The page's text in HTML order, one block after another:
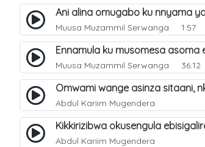
Ani alina omugabo ku nnyama
Muusa Muzammil Serwanga 1:57
Ennamula ku musomesa
Muusa Muzammil Serwanga 36:12
Omwami wange asinza sitaani,
Abdul Kariim Mugendera
Kikkirizibwa okusengula
Abdul Kariim Mugendera